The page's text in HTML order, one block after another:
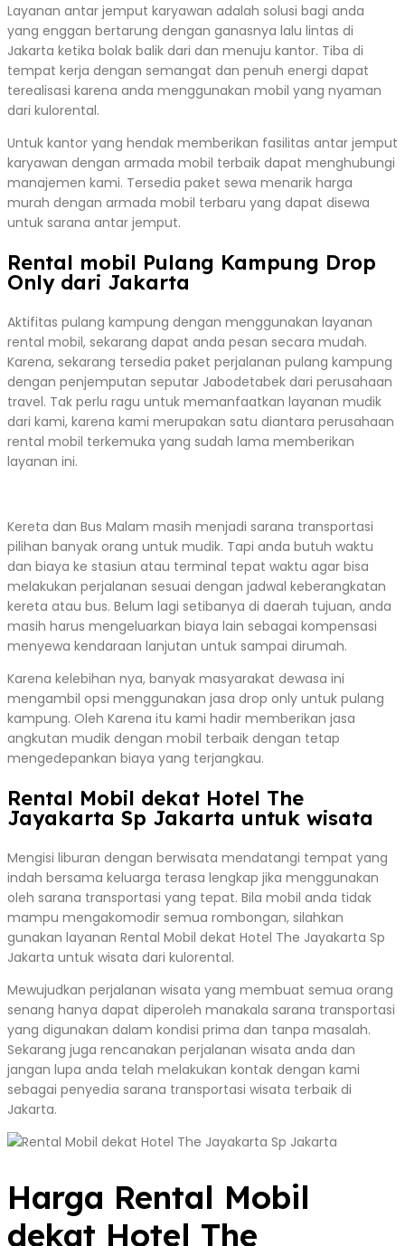
Layanan antar jemput karyawan adalah solusi bagi anda
yang enggan bertarung dengan ganasnya lalu lintas di
Jakarta ketika bolak balik dari dan menuju kantor. Tiba di
tempat kerja dengan semangat dan penuh energi dapat
terealisasi karena anda menggunakan mobil yang nyaman
dari kulorental.
Untuk kantor yang hendak memberikan fasilitas antar jemput
karyawan dengan armada mobil terbaik dapat menghubungi
manajemen kami. Tersedia paket sewa menarik harga
murah dengan armada mobil terbaru yang dapat disewa
untuk sarana antar jemput.
Rental mobil Pulang Kampung Drop
Only dari Jakarta
Aktifitas pulang kampung dengan menggunakan layanan
rental mobil, sekarang dapat anda pesan secara mudah.
Karena, sekarang tersedia paket perjalanan pulang kampung
dengan penjemputan seputar Jabodetabek dari perusahaan
travel. Tak perlu ragu untuk memanfaatkan layanan mudik
dari kami, karena kami merupakan satu diantara perusahaan
rental mobil terkemuka yang sudah lama memberikan
layanan ini.
Kereta dan Bus Malam masih menjadi sarana transportasi
pilihan banyak orang untuk mudik. Tapi anda butuh waktu
dan biaya ke stasiun atau terminal tepat waktu agar bisa
melakukan perjalanan sesuai dengan jadwal keberangkatan
kereta atau bus. Belum lagi setibanya di daerah tujuan, anda
masih harus mengeluarkan biaya lain sebagai kompensasi
menyewa kendaraan lanjutan untuk sampai dirumah.
Karena kelebihan nya, banyak masyarakat dewasa ini
mengambil opsi menggunakan jasa drop only untuk pulang
kampung. Oleh Karena itu kami hadir memberikan jasa
angkutan mudik dengan mobil terbaik dengan tetap
mengedepankan biaya yang terjangkau.
Rental Mobil dekat Hotel The
Jayakarta Sp Jakarta untuk wisata
Mengisi liburan dengan berwisata mendatangi tempat yang
indah bersama keluarga terasa lengkap jika menggunakan
oleh sarana transportasi yang tepat. Bila mobil anda tidak
mampu mengakomodir semua rombongan, silahkan
gunakan layanan Rental Mobil dekat Hotel The Jayakarta Sp
Jakarta untuk wisata dari kulorental.
Mewujudkan perjalanan wisata yang membuat semua orang
senang hanya dapat diperoleh manakala sarana transportasi
yang digunakan dalam kondisi prima dan tanpa masalah.
Sekarang juga rencanakan perjalanan wisata anda dan
jangan lupa anda telah melakukan kontak dengan kami
sebagai penyedia sarana transportasi wisata terbaik di
Jakarta.
Harga Rental Mobil
dekat Hotel The